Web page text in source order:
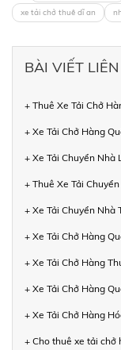
xe tải chở thuê dĩ an
BÀI VIẾT
+ Thuê Xe Tải Chở
+ Xe Tải Chở Hàng
+ Xe Tải Chuyển Nhà
+ Thuê Xe Tải
+ Xe Tải Chuyển Nhà
+ Xe Tải Chở Hàng
+ Xe Tải Chở Hàng
+ Xe Tải Chở Hàng
+ Xe Tải Chở Hàng
+ Cho thuê xe tải chở